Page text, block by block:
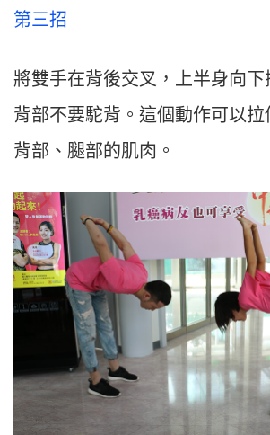
第三招
將雙手在背後交叉，上半身向
背部不要駝背。這個動作可以拉
背部、腿部的肌肉。